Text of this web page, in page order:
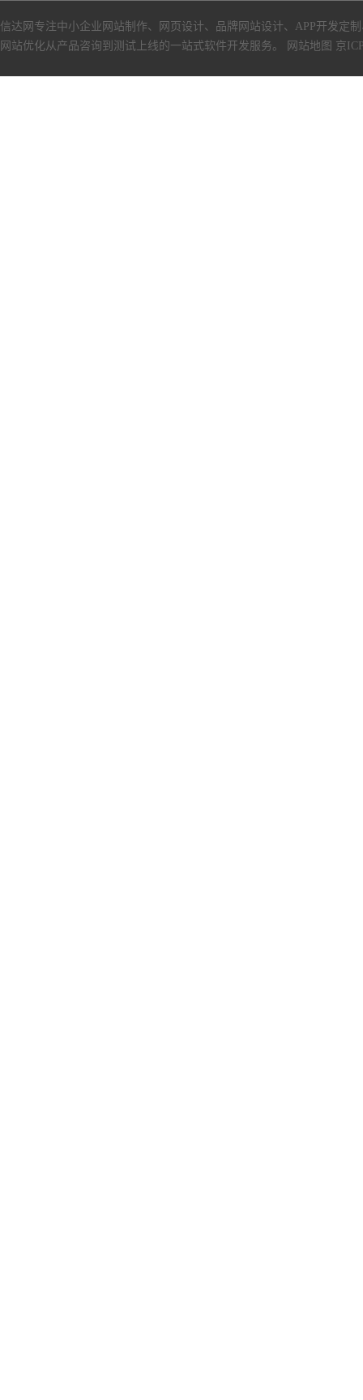
信达网专注中小企业网站制作、 网页设计、 品牌网站设计、 APP开发定制
网站优化从产品咨询到测试上线的一站式软件开发服务。
网站地图 京